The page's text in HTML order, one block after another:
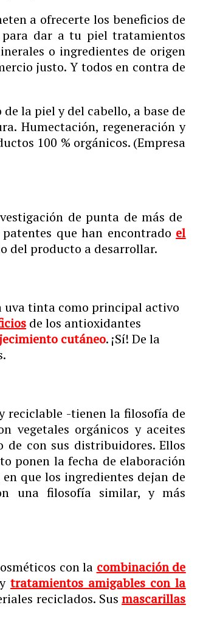
a ofrecerte los beneficios de
dar a tu piel tratamientos
o ingredientes de origen
justo. Y todos en contra de
la piel y del cabello, a base de
Humectación, regeneración y
100 % orgánicos. (Empresa
de punta de más de
que han encontrado el
del producto a desarrollar.
uva tinta como principal activo
de los antioxidantes
cutáneo. ¡Sí! De la
reciclable -tienen la filosofía de
vegetales orgánicos y aceites
de con sus distribuidores. Ellos
ponen la fecha de elaboración
que los ingredientes dejan de
una filosofía similar, y más
con la combinación de
ytratamientos amigables con la
reciclados. Susmascarillas